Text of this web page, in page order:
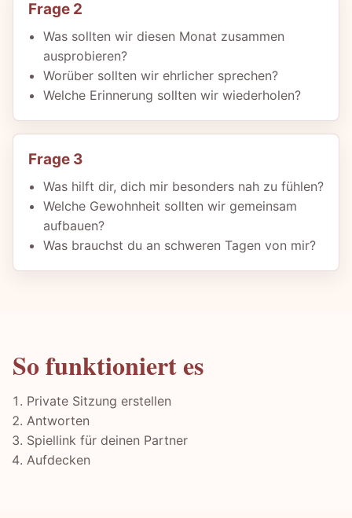
Frage 2
Was sollten wir diesen Monat zusammen
ausprobieren?
Worüber sollten wir ehrlicher sprechen?
Welche Erinnerung sollten wir wiederholen?
Frage 3
Was hilft dir, dich mir besonders nah zu fühlen?
Welche Gewohnheit sollten wir gemeinsam
aufbauen?
Was brauchst du an schweren Tagen von mir?
So funktioniert es
Private Sitzung erstellen
Antworten
Spiellink für deinen Partner
Aufdecken